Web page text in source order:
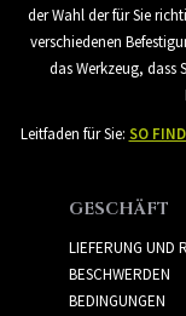
der Wahl der für Sie
verschiedenen
das Werkzeug, dass
Leitfaden für Sie: SO
GESCHÄFT
LIEFERUNG UND
BESCHWERDEN
BEDINGUNGEN